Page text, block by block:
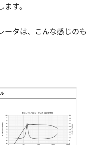
す。
タは、こんな感じのも